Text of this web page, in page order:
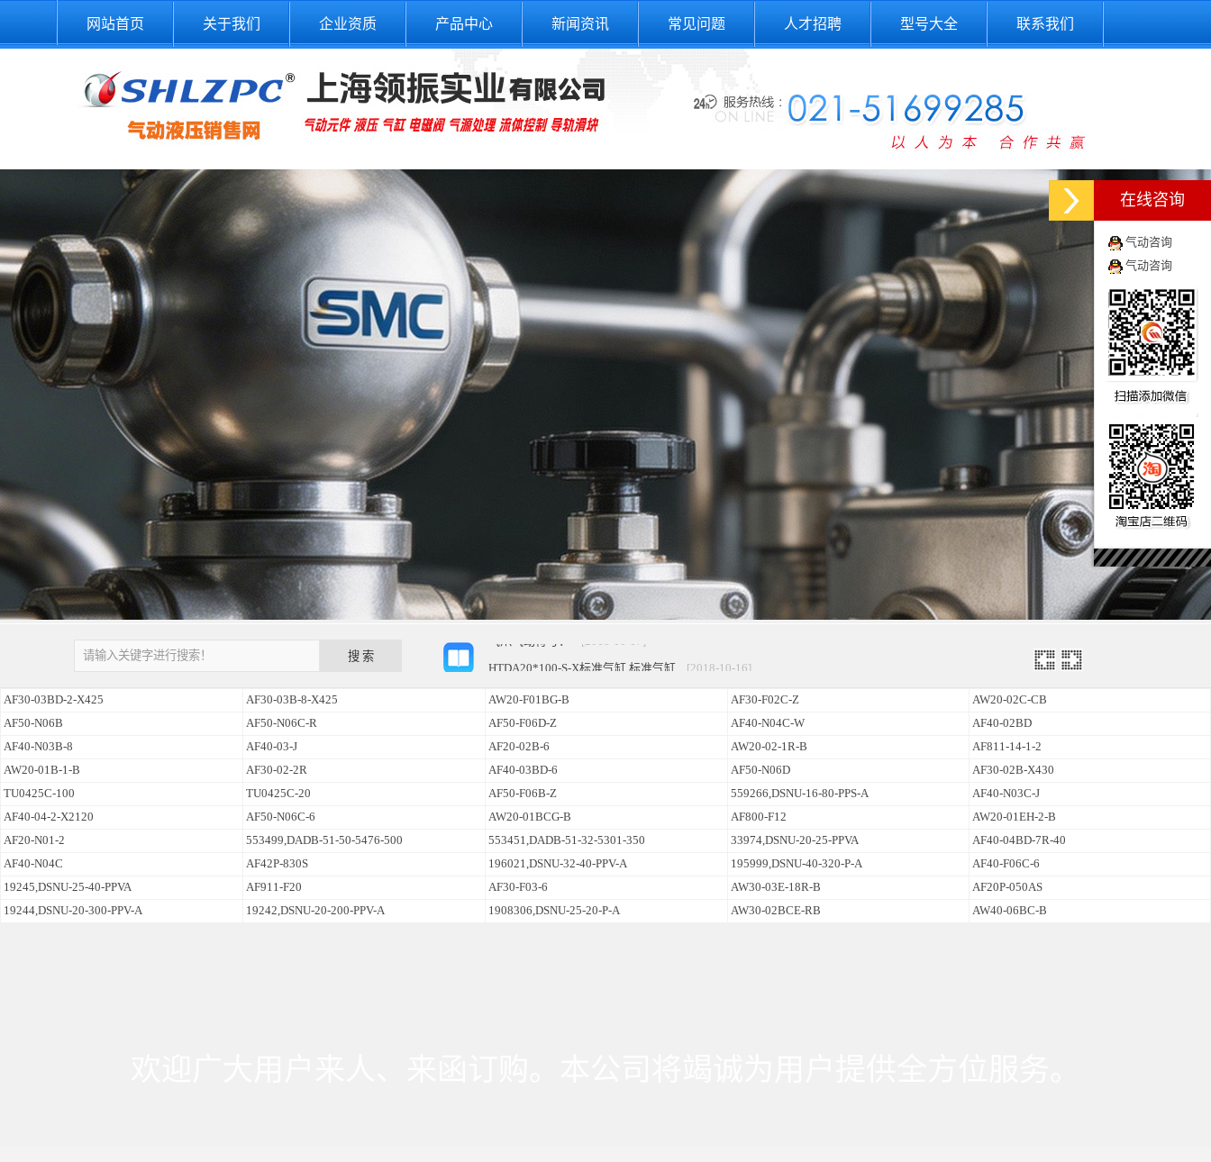
网站首页 关于我们 企业资质 产品中心 新闻资讯 常见问题 人才招聘 型号大全 联系我们
电动执行元件气动符号
三部门发文提出，到2020年我国将形成完善的机器人产业体…
电脉冲电磁阀具有哪些智能化性能
[2018-10-16]
电动执行元件气动符号
AF30-03BD-2-X425 AF30-03B-8-X425 AW20-F01BG-B AF30-F02C-Z
AW20-02C-CB
AF50-N06B
AF50-N06C-R AF50-F06D-Z AF40-N04C-W
AF40-02BD
AF40-N03B-8
AF40-03-J AF20-02B-6 AW20-02-1R-B
AF811-14-1-2
AW20-01B-1-B
AF30-02-2R AF40-03BD-6 AF50-N06D
AF30-02B-X430
TU0425C-100
TU0425C-20 AF50-F06B-Z 559266,DSNU-16-80-PPS-A
AF40-N03C-J
AF40-04-2-X2120
AF50-N06C-6 AW20-01BCG-B AF800-F12
AW20-01EH-2-B
AF20-N01-2
553499,DADB-51-50-5476-500 553451,DADB-51-32-5301-350 33974,DSNU-20-25-PPVA
AF40-04BD-7R-40
AF40-N04C
AF42P-830S 196021,DSNU-32-40-PPV-A 195999,DSNU-40-320-P-A
AF40-F06C-6
19245,DSNU-25-40-PPVA
AF911-F20 AF30-F03-6 AW30-03E-18R-B
AF20P-050AS
19244,DSNU-20-300-PPV-A
19242,DSNU-20-200-PPV-A 1908306,DSNU-25-20-P-A AW30-02BCE-RB AW40-06BC-B
在线咨询
气动咨询
气动咨询